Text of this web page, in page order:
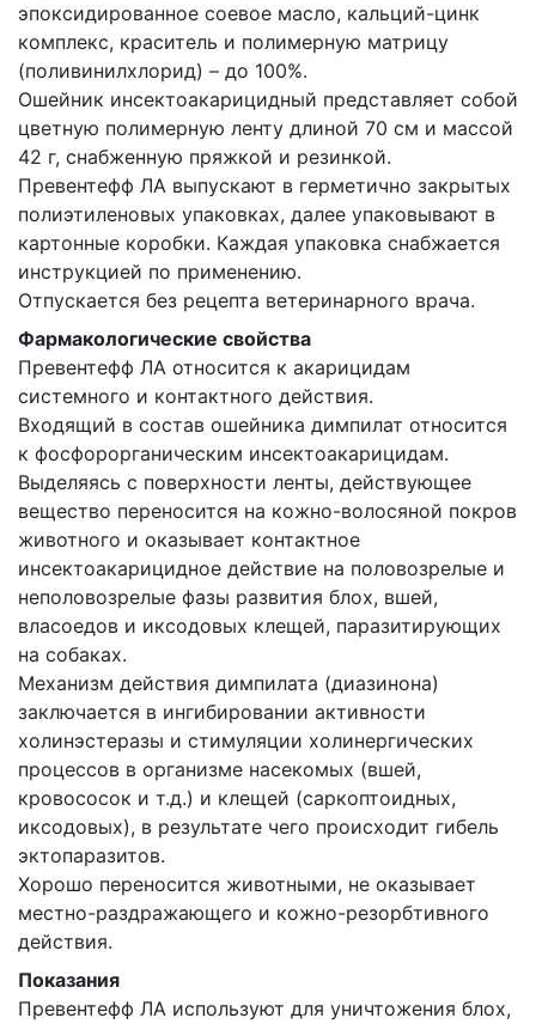
эпоксидированное соевое масло, кальций-цинк
комплекс, краситель и полимерную матрицу
(поливинилхлорид) – до 100%.
Ошейник инсектоакарицидный представляет собой
цветную полимерную ленту длиной 70 см и массой
42 г, снабженную пряжкой и резинкой.
Превентефф ЛА выпускают в герметично закрытых
полиэтиленовых упаковках, далее упаковывают в
картонные коробки. Каждая упаковка снабжается
инструкцией по применению.
Отпускается без рецепта ветеринарного врача.
Фармакологические свойства
Превентефф ЛА относится к акарицидам
системного и контактного действия.
Входящий в состав ошейника димпилат относится
к фосфорорганическим инсектоакарицидам.
Выделяясь с поверхности ленты, действующее
вещество переносится на кожно-волосяной покров
животного и оказывает контактное
инсектоакарицидное действие на половозрелые и
неполовозрелые фазы развития блох, вшей,
власоедов и иксодовых клещей, паразитирующих
на собаках.
Механизм действия димпилата (диазинона)
заключается в ингибировании активности
холинэстеразы и стимуляции холинергических
процессов в организме насекомых (вшей,
кровососок и т.д.) и клещей (саркоптоидных,
иксодовых), в результате чего происходит гибель
эктопаразитов.
Хорошо переносится животными, не оказывает
местно-раздражающего и кожно-резорбтивного
действия.
Показания
Превентефф ЛА используют для уничтожения блох,